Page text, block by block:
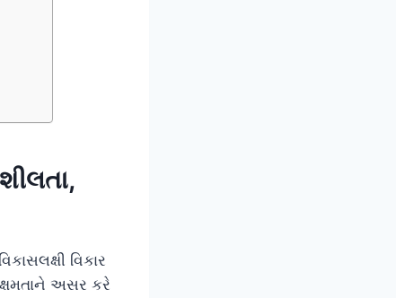
વિકાર
અસર કરે